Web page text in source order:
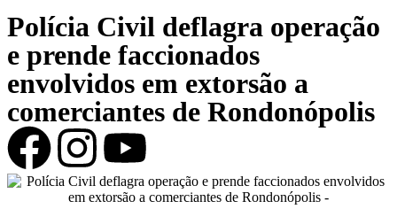
Polícia Civil deflagra operação
e prende faccionados
envolvidos em extorsão a
comerciantes de Rondonópolis